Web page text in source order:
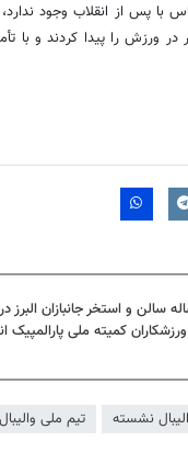
با پس از انقلاب وجود
ورزش را پیدا کردند و با
کمیته ملی پارالمپیک
نشسته تیم ملی